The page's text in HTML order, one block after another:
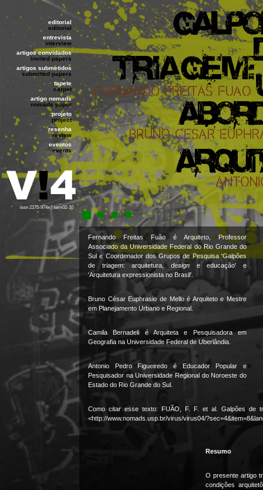
editorial
editorial
entrevista
interview
artigos convidados
invited papers
artigos submetidos
submitted papers
tapete
carpet
artigo nomads
nomads paper
projeto
project
resenha
review
eventos
events
issn 2175-974x | sem02-10
Fernando Freitas Fuão é Arquiteto, Professor
Associado da Universidade Federal do Rio Grande do
Sul e Coordenador dos Grupos de Pesquisa 'Galpões
de triagem: arquitetura, design e educação' e
'Arquitetura expressionista no Brasil'.
Bruno César Euphrasio de Mello é Arquiteto e Mestre
em Planejamento Urbano e Regional.
Camila Bernadeli é Arquiteta e Pesquisadora em
Geografia na Universidade Federal de Uberlândia.
Antonio Pedro Figueiredo é Educador Popular e
Pesquisador na Universidade Regional do Noroeste do
Estado do Rio Grande do Sul.
Como citar esse texto: FUÃO, F. F. et al. Galpões de
<http://www.nomads.usp.br/virus/virus04/
Resumo
O presente artigo
condições